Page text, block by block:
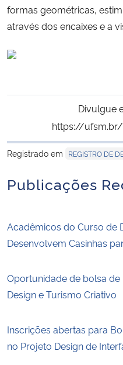
Ministério do Desenvolvimento
Controladoria-Geral da União
Secretaria de Governo
formas geométricas,
através dos encaixes e a
Divulgue
https://ufsm.br/
Registrado em
REGISTRO DE
Publicações
Acadêmicos do Curso de
Desenvolvem Casinhas
Oportunidade de bolsa de
Design e Turismo Criativo
Inscrições abertas para
no Projeto Design de